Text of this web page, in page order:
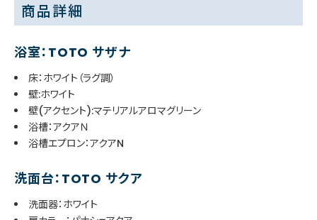
商品詳細
浴室：TOTO サザナ
床：ホワイト（ラグ調）
壁:ホワイト
壁(アクセント):マテリアルアロマグリーン
浴槽：アクアＮ
浴槽エプロン：アクアN
洗面台：TOTO サクア
洗面器：ホワイト